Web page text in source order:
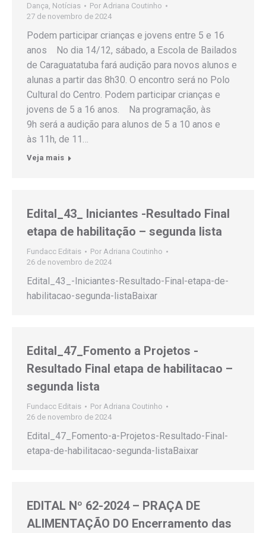
Dança Notícias Por Adriana Coutinho
27 de novembro de 2024
Podem participar crianças e jovens entre 5 e 16
anos No dia 14/12, sábado, a Escola de Bailados
de Caraguatatuba fará audição para novos alunos e
alunas a partir das 8h30. O encontro será no Polo
Cultural do Centro. Podem participar crianças e
jovens de 5 a 16 anos. Na programação, às
9h será a audição para alunos de 5 a 10 anos e
às 11h, de 11…
Veja mais
Edital_43_ Iniciantes -Resultado Final
etapa de habilitação – segunda lista
Fundacc Editais Por Adriana Coutinho
26 de novembro de 2024
Edital_43_-Iniciantes-Resultado-Final-etapa-de-
habilitacao-segunda-listaBaixar
Edital_47_Fomento a Projetos -
Resultado Final etapa de habilitacao –
segunda lista
Fundacc Editais Por Adriana Coutinho
26 de novembro de 2024
Edital_47_Fomento-a-Projetos-Resultado-Final-
etapa-de-habilitacao-segunda-listaBaixar
EDITAL Nº 62-2024 – PRAÇA DE
ALIMENTAÇÃO DO Encerramento das